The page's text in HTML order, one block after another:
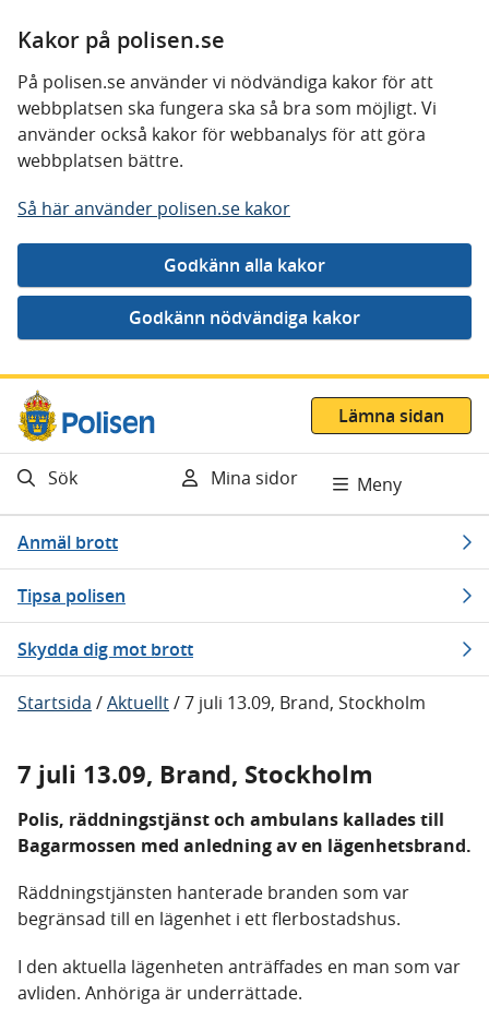
Kakor på polisen.se
På polisen.se använder vi nödvändiga kakor för att
webbplatsen ska fungera ska så bra som möjligt. Vi
använder också kakor för webbanalys för att göra
webbplatsen bättre.
Så här använder polisen.se kakor
Gå direkt till innehåll
Lämna sidan
Sök Mina sidor Meny
Anmäl brott
Tipsa polisen
Skydda dig mot brott
Startsida /Aktuellt/7 juli 13.09, Brand, Stockholm
7 juli 13.09, Brand, Stockholm
Polis, räddningstjänst och ambulans kallades till
Bagarmossen med anledning av en lägenhetsbrand.
Räddningstjänsten hanterade branden som var
begränsad till en lägenhet i ett flerbostadshus.
I den aktuella lägenheten anträffades en man som var
avliden. Anhöriga är underrättade.